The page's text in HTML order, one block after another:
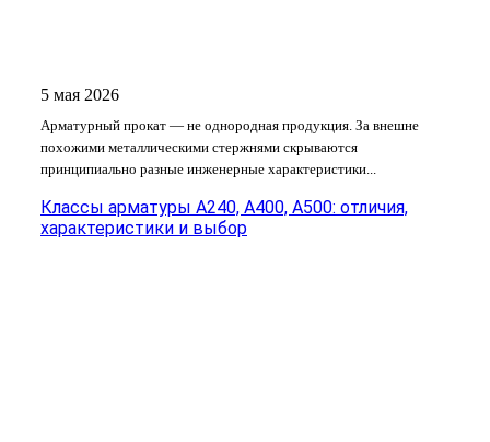
5 мая 2026
Арматурный прокат — не однородная продукция. За внешне
похожими металлическими стержнями скрываются
принципиально разные инженерные характеристики...
Классы арматуры А240, А400, А500: отличия,
характеристики и выбор